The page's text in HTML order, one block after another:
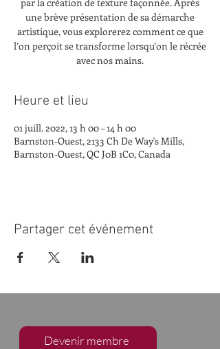
une brève présentation de sa démarche
artistique, vous explorerez comment ce que
l’on perçoit se transforme lorsqu’on le récrée
avec nos mains.
Heure et lieu
01 juill. 2022, 13 h 00 – 14 h 00
Barnston-Ouest, 2133 Ch De Way's Mills,
Barnston-Ouest, QC J0B 1C0, Canada
Partager cet événement
Devenir membre